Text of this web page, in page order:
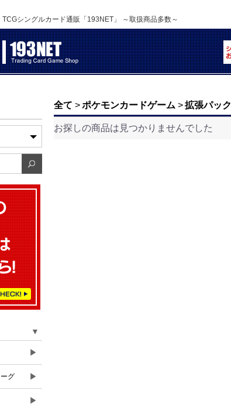
TCGシングルカード通販「193NET」 ～取扱商品多数～
▼
▶
グ ▶
▶
全て > ポケモンカードゲーム > 拡張パック
お探しの商品は見つかりませんでした